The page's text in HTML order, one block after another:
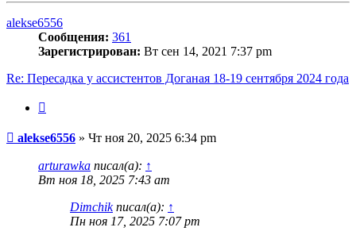
alekse6556
Сообщения: 361
Зарегистрирован: Вт сен 14, 2021 7:37 pm
Re: Пересадка у ассистентов Доганая 18-19 сентября 2024 года
Сообщение
alekse6556 » Чт ноя 20, 2025 6:34 pm
arturawka писал(а): ↑
Вт ноя 18, 2025 7:43 am
Dimchikписал(а): ↑
Пн ноя 17, 2025 7:07 pm